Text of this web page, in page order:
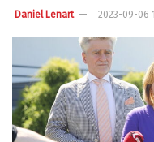
Daniel Lenart 2023-09-06